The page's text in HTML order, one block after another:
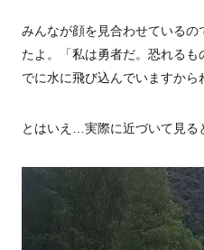
みんなが顔を見合わせている
たよ。「私は勇者だ。恐れる
でに水に飛び込んでいますから
とはいえ…実際に近づいて見る